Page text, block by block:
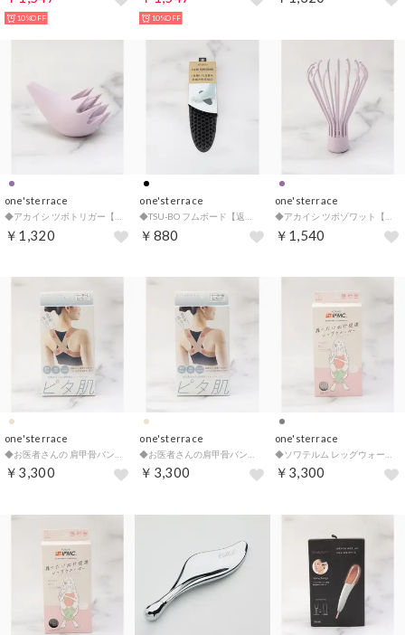
10%OFF 10%OFF
one'sterrace
￥1,320
one'sterrace
￥880
one'sterrace
￥1,540
one'sterrace
￥3,300
one'sterrace
￥3,300
one'sterrace
￥3,300